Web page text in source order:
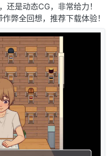
还是动态CG，非常给力！
弊全回想，推荐下载体验！